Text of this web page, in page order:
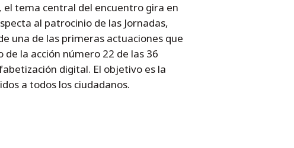
tema central del encuentro gira en
al patrocinio de las Jornadas,
una de las primeras actuaciones que
la acción número 22 de las 36
digital. El objetivo es la
a todos los ciudadanos.